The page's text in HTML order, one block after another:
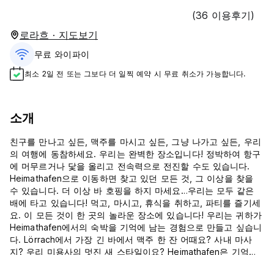
(36 이용후기)
로라흐 · 지도보기
무료 와이파이
최소 2일 전 또는 그보다 더 일찍 예약 시 무료 취소가 가능합니다.
소개
친구를 만나고 싶든, 맥주를 마시고 싶든, 그냥 나가고 싶든, 우리
의 여행에 동참하세요. 우리는 완벽한 장소입니다! 정박하여 항구
에 머무르거나 닻을 올리고 전속력으로 전진할 수도 있습니다.
Heimathafen으로 이동하면 찾고 있던 모든 것, 그 이상을 찾을
수 있습니다. 더 이상 바 호핑을 하지 마세요…우리는 모두 같은
배에 타고 있습니다! 먹고, 마시고, 휴식을 취하고, 파티를 즐기세
요. 이 모든 것이 한 곳의 놀라운 장소에 있습니다! 우리는 귀하가
Heimathafen에서의 숙박을 기억에 남는 경험으로 만들고 싶습니
다. Lörrach에서 가장 긴 바에서 맥주 한 잔 어때요? 사내 마사
지? 우리 미용사의 멋진 새 스타일이요? Heimathafen은 기억에